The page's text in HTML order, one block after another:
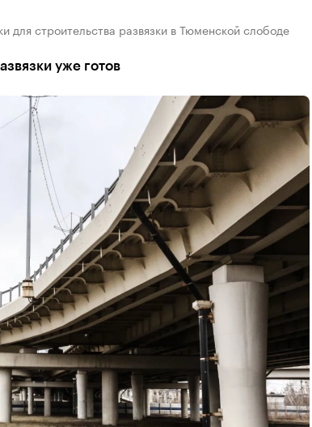
для строительства развязки в Тюменской слободе
уже готов